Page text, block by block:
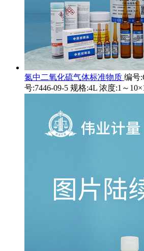
氮中二氧化硫气体标准物质 编号
号:7446-09-5 规格:4L 浓度:1～